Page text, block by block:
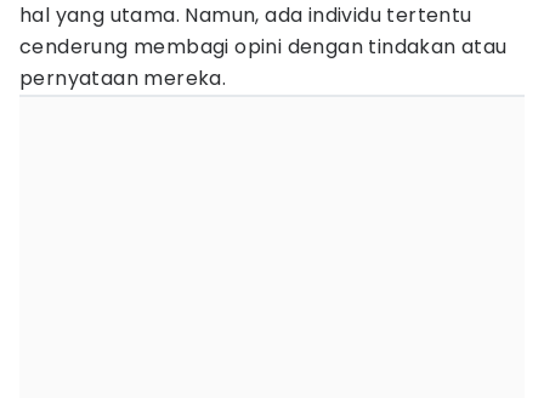
hal yang utama. Namun, ada individu tertentu
cenderung membagi opini dengan tindakan atau
pernyataan mereka.